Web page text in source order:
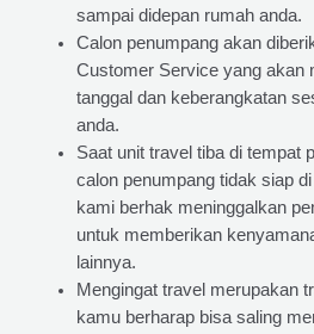
sampai didepan rumah anda.
Calon penumpang akan
Customer Service yang akan
tanggal dan keberangkatan
anda.
Saat unit travel tiba di tempat
calon penumpang tidak siap
kami berhak meninggalkan
untuk memberikan
lainnya.
Mengingat travel merupakan
kamu berharap bisa saling